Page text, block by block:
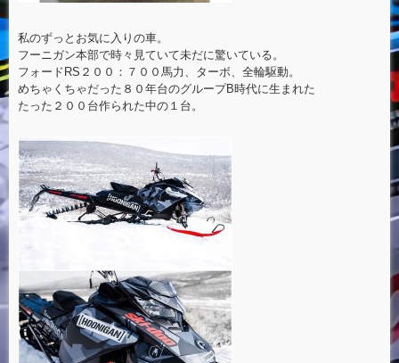
私のずっとお気に入りの車。
フーニガン本部で時々見ていて未だに驚いている。
フォードRS２００：７００馬力、ターボ、全輪駆動。
めちゃくちゃだった８０年台のグループB時代に生まれた
たった２００台作られた中の１台。